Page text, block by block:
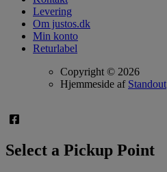
Levering
Om justos.dk
Min konto
Returlabel
Copyright © 2026
Hjemmeside af Standout
Select a Pickup Point